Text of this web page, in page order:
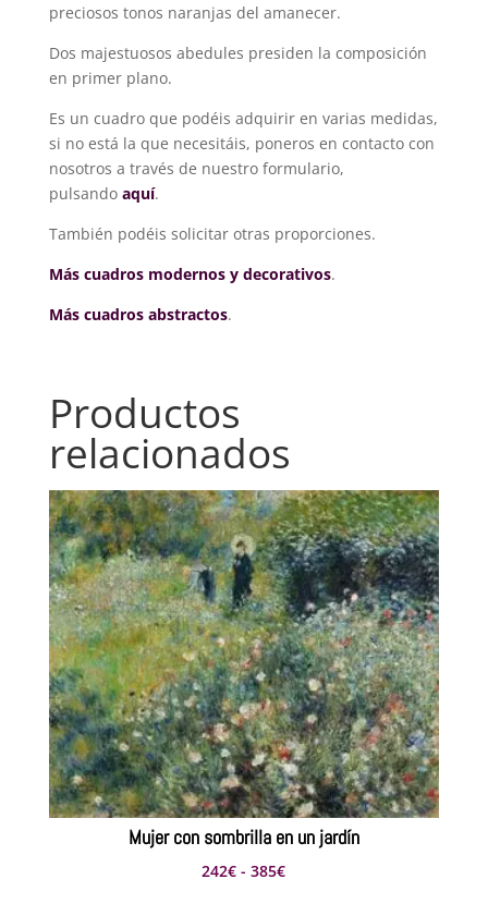
preciosos tonos naranjas del amanecer.
Dos majestuosos abedules presiden la composición
en primer plano.
Es un cuadro que podéis adquirir en varias medidas,
si no está la que necesitáis, poneros en contacto con
nosotros a través de nuestro formulario,
pulsando aquí.
También podéis solicitar otras proporciones.
Más cuadros modernos y decorativos.
Más cuadros abstractos.
Productos
relacionados
Mujer con sombrilla en un jardín
242€ - 385€Rango